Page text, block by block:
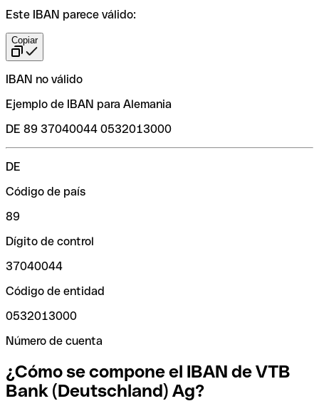
Este IBAN parece válido:
Copiar
IBAN no válido
Ejemplo de IBAN para Alemania
DE 89 37040044 0532013000
DE
Código de país
89
Dígito de control
37040044
Código de entidad
0532013000
Número de cuenta
¿Cómo se compone el IBAN de VTB
Bank (Deutschland) Ag?